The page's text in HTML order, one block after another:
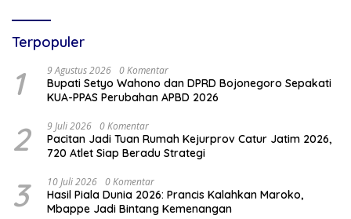
Terpopuler
1 9 Agustus 2026 0 Komentar
Bupati Setyo Wahono dan DPRD Bojonegoro Sepakati
KUA-PPAS Perubahan APBD 2026
2 9 Juli 2026 0 Komentar
Pacitan Jadi Tuan Rumah Kejurprov Catur Jatim 2026,
720 Atlet Siap Beradu Strategi
3 10 Juli 2026 0 Komentar
Hasil Piala Dunia 2026: Prancis Kalahkan Maroko,
Mbappe Jadi Bintang Kemenangan